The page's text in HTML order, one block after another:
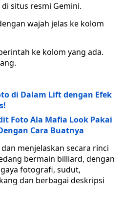
situs resmi Gemini.
wajah jelas ke kolom
ke kolom yang ada.
di Dalam Lift dengan Efek
Foto Ala Mafia Look Pakai
Cara Buatnya
menjelaskan secara rinci
bermain billiard, dengan
fotografi, sudut,
dan berbagai deskripsi